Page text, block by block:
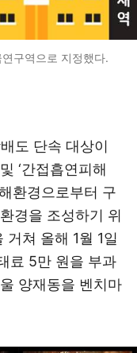
구역으로 지정했다.
도 단속 대상이
‘간접흡연피해
환경으로부터 구
경을 조성하기 위
쳐 올해 1월 1일
료 5만 원을 부과
양재동을 벤치마